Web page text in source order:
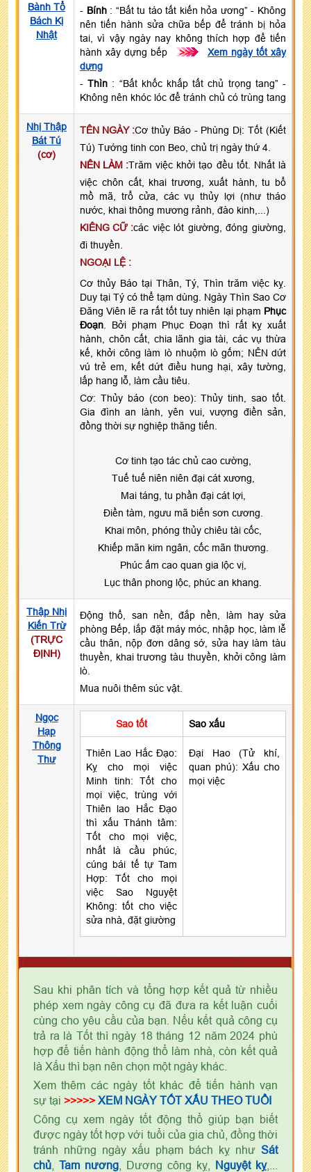
Bành Tổ
Bách Kị
Nhật
- Bính: “Bất tu táo tất kiến hỏa ương” - Không
nên tiến hành sửa chữa bếp để tránh bị hỏa
tai, vì vậy ngày nay không thích hợp để tiến
hành xây dựng bếp
>>>
Xem ngày tốt xây
dựng
-Thìn : “Bất khốc khấp tất chủ trọng tang” -
Không nên khóc lóc để tránh chủ có trùng tang
Nhị Thập
Bát Tú
(cơ)
TÊN NGÀY :Cơ thủy Báo - Phùng Dị: Tốt (Kiết
Tú) Tướng tinh con Beo, chủ trị ngày thứ 4.
NÊN LÀM :Trăm việc khởi tạo đều tốt. Nhất là
việc chôn cất, khai trương, xuất hành, tu bổ
mồ mã, trổ cửa, các vụ thủy lợi (như tháo
nước, khai thông mương rảnh, đào kinh,...)
KIÊNG CỮ :các việc lót giường, đóng giường,
đi thuyền.
NGOẠI LỆ :
Cơ thủy Báo tại Thân, Tý, Thìn trăm việc kỵ.
Duy tại Tý có thể tạm dùng. Ngày Thìn Sao Cơ
Đăng Viên lẽ ra rất tốt tuy nhiên lại phạm Phục
Đoạn . Bởi phạm Phục Đoạn thì rất kỵ xuất
hành, chôn cất, chia lãnh gia tài, các vụ thừa
kế, khởi công làm lò nhuộm lò gốm; NÊN dứt
vú trẻ em, kết dứt điều hung hại, xây tường,
lấp hang lỗ, làm cầu tiêu.
Cơ: Thủy báo (con beo): Thủy tinh, sao tốt.
Gia đình an lành, yên vui, vượng điền sản,
đồng thời sự nghiệp thăng tiến.
Cơ tinh tạo tác chủ cao cường,
Tuế tuế niên niên đại cát xương,
Mai táng, tu phần đại cát lợi,
Điền tàm, ngưu mã biến sơn cương.
Khai môn, phóng thủy chiêu tài cốc,
Khiếp mãn kim ngân, cốc mãn thương.
Phúc ấm cao quan gia lộc vị,
Lục thân phong lộc, phúc an khang.
Thập Nhị
Kiến Trừ
(TRỰC
ĐỊNH)
Động thổ, san nền, đắp nền, làm hay sửa
phòng Bếp, lắp đặt máy móc, nhập học, làm lễ
cầu thân, nộp đơn dâng sớ, sửa hay làm tàu
thuyền, khai trương tàu thuyền, khởi công làm
lò.
Mua nuôi thêm súc vật.
Ngọc
Hạp
Thông
Thư
Sao tốt Sao xấu
Thiên Lao Hắc Đạo:
Kỵ cho mọi việc
Minh tinh: Tốt cho
mọi việc, trùng với
Thiên lao Hắc Đạo
thì xấu Thánh tâm:
Tốt cho mọi việc,
nhất là cầu phúc,
cúng bái tế tự Tam
Hợp: Tốt cho mọi
việc Sao Nguyệt
Không: tốt cho việc
sửa nhà, đặt giường
Đại Hao (Tử khí,
quan phú): Xấu cho
mọi việc
Sau khi phân tích và tổng hợp kết quả từ nhiều
phép xem ngày công cụ đã đưa ra kết luận cuối
cùng cho yêu cầu của bạn. Nếu kết quả công cụ
trả ra là Tốt thì ngày 18 tháng 12 năm 2024 phù
hợp để tiến hành động thổ làm nhà, còn kết quả
là Xấu thì bạn nên chọn một ngày khác.
Xem thêm các ngày tốt khác để tiến hành vạn
sự tại >>>>> XEM NGÀY TỐT XẤU THEO TUỔI
Công cụ xem ngày tốt động thổ giúp bạn biết
được ngày tốt hợp với tuổi của gia chủ, đồng thời
tránh những ngày xấu phạm bách kỵ như Sát
chủ
Tam nương , Dương công kỵ, Nguyệt kỵ,...